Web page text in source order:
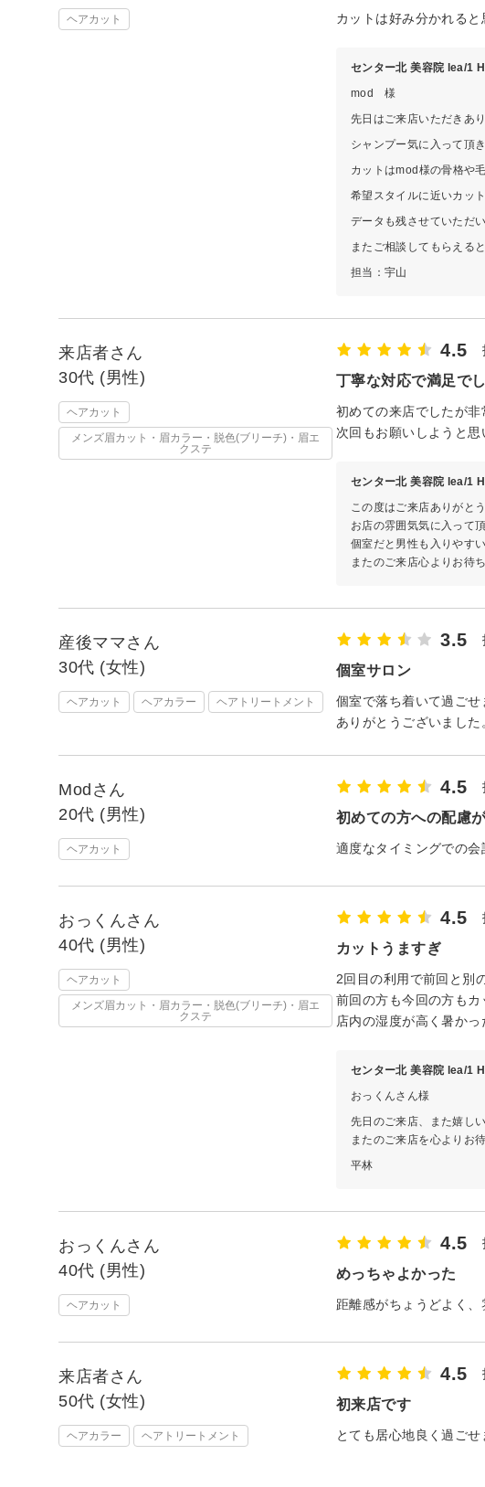
ヘアカット カットは好み分かれると
センター北 美容院 lea/1
mod 様
先日はご来店いただきあ
シャンプー気に入って頂
カットはmod様の骨格や
希望スタイルに近いカッ
データも残させていただ
またご相談してもらえる
担当：宇山
来店者さん
30代 (男性)
ヘアカット
メンズ眉カット・眉カラー・脱色(ブリーチ)・眉エ
クステ
4.5
丁寧な対応で満足でし
初めての来店でしたが
次回もお願いしようと思
センター北 美容院 lea/1
この度はご来店ありがと
お店の雰囲気気に入って
個室だと男性も入りやすい
またのご来店心よりお待
産後ママさん
30代 (女性)
ヘアカット ヘアカラー ヘアトリートメント
3.5
個室サロン
個室で落ち着いて過ごせ
ありがとうございました
Modさん
20代 (男性)
ヘアカット
4.5
初めての方への配慮
適度なタイミングでの
おっくんさん
40代 (男性)
ヘアカット
メンズ眉カット・眉カラー・脱色(ブリーチ)・眉エ
クステ
4.5
カットうますぎ
2回目の利用で前回と別
前回の方も今回の方もカ
店内の湿度が高く暑かっ
センター北 美容院 lea/1
おっくんさん様
先日のご来店、また嬉し
またのご来店を心よりお
平林
おっくんさん
40代 (男性)
ヘアカット
4.5
めっちゃよかった
距離感がちょうどよく、
来店者さん
50代 (女性)
ヘアカラー ヘアトリートメント
4.5
初来店です
とても居心地良く過ご